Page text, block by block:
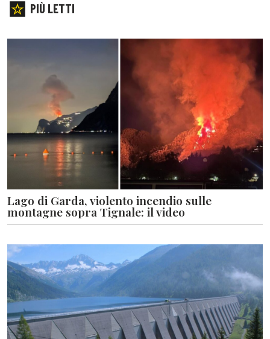
PIÙ LETTI
Lago di Garda, violento incendio sulle
montagne sopra Tignale: il video